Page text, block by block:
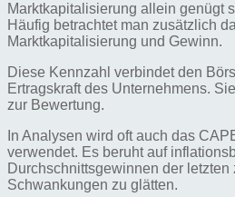
Marktkapitalisierung allein genügt
Häufig betrachtet man zusätzlich
Marktkapitalisierung und Gewinn.
Diese Kennzahl verbindet den
Ertragskraft des Unternehmens.
zur Bewertung.
In Analysen wird oft auch das
verwendet. Es beruht auf
Durchschnittsgewinnen der letzten
Schwankungen zu glätten.